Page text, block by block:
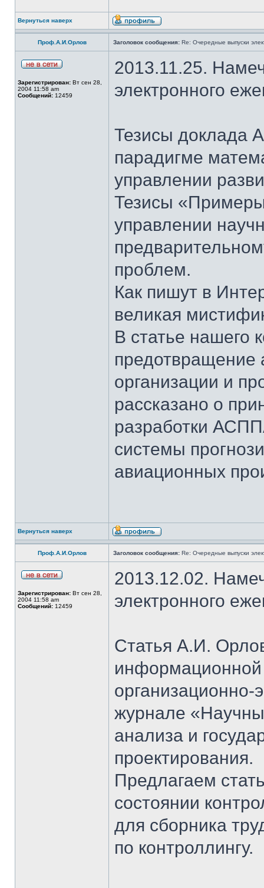
Вернуться наверх
Проф.А.И.Орлов Заголовок сообщения: Re: Очередные выпуски
Зарегистрирован: Вт сен 28,
2004 11:58 am
Сообщений: 12459
2013.11.25.
электронного
Тезисы доклада
парадигме
управлении
Тезисы
управлении
проблем.
Как пишут в
великая
В статье нашего
предотвращение
организации и
рассказано о
разработки
системы
авиационных
Вернуться наверх
Проф.А.И.Орлов Заголовок сообщения: Re: Очередные выпуски
Зарегистрирован: Вт сен 28,
2004 11:58 am
Сообщений: 12459
2013.12.02.
электронного
Статья А.И.
информационной
журнале
анализа и
проектирования.
Предлагаем
состоянии
для сборника
по контроллингу.